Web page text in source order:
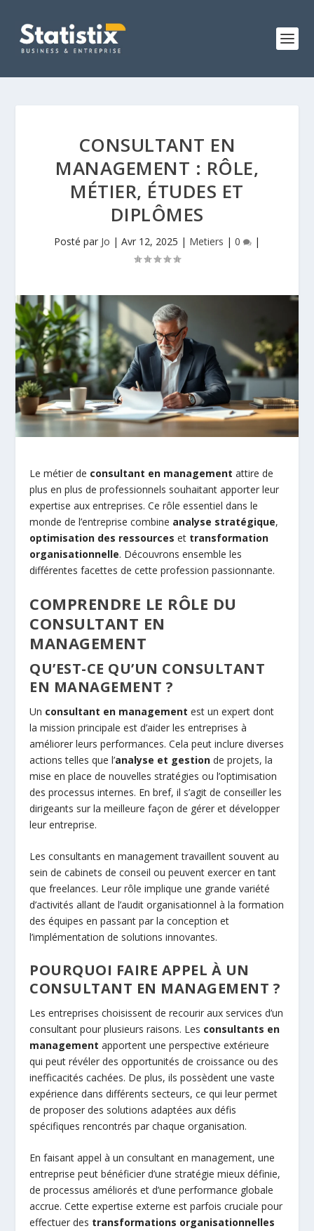
CONSULTANT EN
MANAGEMENT : RÔLE,
MÉTIER, ÉTUDES ET
DIPLÔMES
Posté par Jo | Avr 12, 2025 | Metiers | 0 |
Le métier de consultant en management attire de
plus en plus de professionnels souhaitant apporter leur
expertise aux entreprises. Ce rôle essentiel dans le
monde de l’entreprise combine analyse stratégique,
optimisation des ressources et transformation
organisationnelle. Découvrons ensemble les
différentes facettes de cette profession passionnante.
COMPRENDRE LE RÔLE DU
CONSULTANT EN
MANAGEMENT
QU’EST-CE QU’UN CONSULTANT
EN MANAGEMENT ?
Un consultant en management est un expert dont
la mission principale est d’aider les entreprises à
améliorer leurs performances. Cela peut inclure diverses
actions telles que l’analyse et gestion de projets, la
mise en place de nouvelles stratégies ou l’optimisation
des processus internes. En bref, il s’agit de conseiller les
dirigeants sur la meilleure façon de gérer et développer
leur entreprise.
Les consultants en management travaillent souvent au
sein de cabinets de conseil ou peuvent exercer en tant
que freelances. Leur rôle implique une grande variété
d’activités allant de l’audit organisationnel à la formation
des équipes en passant par la conception et
l’implémentation de solutions innovantes.
POURQUOI FAIRE APPEL À UN
CONSULTANT EN MANAGEMENT ?
Les entreprises choisissent de recourir aux services d’un
consultant pour plusieurs raisons. Les consultants en
management apportent une perspective extérieure
qui peut révéler des opportunités de croissance ou des
inefficacités cachées. De plus, ils possèdent une vaste
expérience dans différents secteurs, ce qui leur permet
de proposer des solutions adaptées aux défis
spécifiques rencontrés par chaque organisation.
En faisant appel à un consultant en management, une
entreprise peut bénéficier d’une stratégie mieux définie,
de processus améliorés et d’une performance globale
accrue. Cette expertise externe est parfois cruciale pour
effectuer des transformations organisationnelles